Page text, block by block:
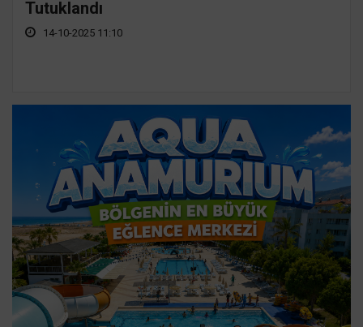
Tutuklandı
14-10-2025 11:10